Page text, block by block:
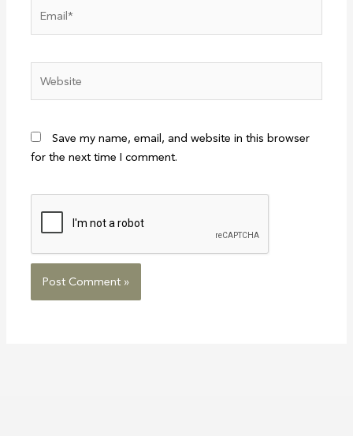
Save my name, email, and website in this browser
for the next time I comment.